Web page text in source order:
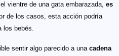
vientre de una gata embarazada, es
de los casos, esta acción podría
los bebés.
sentir algo parecido a una cadena